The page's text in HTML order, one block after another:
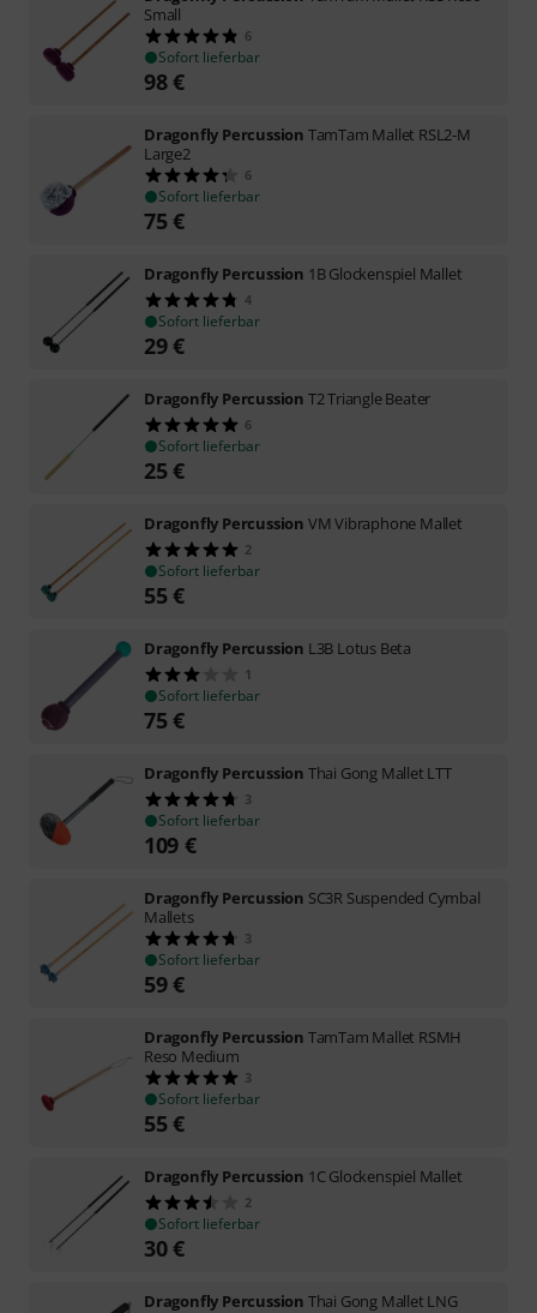
Small
6
Sofort lieferbar
98€
Dragonfly Percussion TamTam Mallet RSL2-M
Large2
6
Sofort lieferbar
75€
Dragonfly Percussion 1B Glockenspiel Mallet
4
Sofort lieferbar
29€
Dragonfly Percussion T2 Triangle Beater
6
Sofort lieferbar
25€
Dragonfly Percussion VM Vibraphone Mallet
2
Sofort lieferbar
55€
Dragonfly Percussion L3B Lotus Beta
1
Sofort lieferbar
75€
Dragonfly Percussion Thai Gong Mallet LTT
3
Sofort lieferbar
109 €
Dragonfly Percussion SC3R Suspended Cymbal
Mallets
3
Sofort lieferbar
59€
Dragonfly Percussion TamTam Mallet RSMH
Reso Medium
3
Sofort lieferbar
55€
Dragonfly Percussion 1C Glockenspiel Mallet
2
Sofort lieferbar
30€
Dragonfly Percussion Thai Gong Mallet LNG